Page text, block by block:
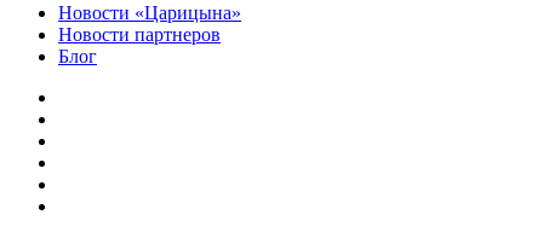
Новости «Царицына»
Новости партнеров
Блог